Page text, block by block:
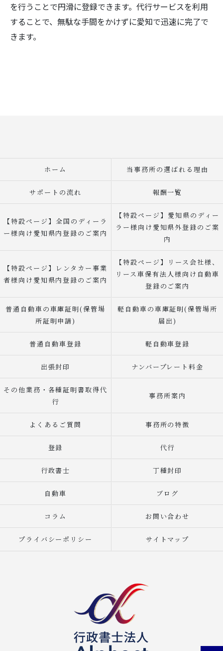
を行うことで円滑に登録できます。代行サービスを利用
することで、無駄な手間をかけずに愛知で迅速に完了で
きます。
ホーム 当事務所の選ばれる理由
サポートの流れ 報酬一覧
【特設ページ】全国のディーラ
ー様向け愛知県内登録のご案内
【特設ページ】愛知県のディー
ラー様向け愛知県外登録のご案
内
【特設ページ】レンタカー事業
者様向け愛知県内登録のご案内
【特設ページ】リース会社様、
リース車保有法人様向け自動車
登録のご案内
普通自動車の車庫証明(保管場
所証明申請)
軽自動車の車庫証明(保管場所
届出)
普通自動車登録 軽自動車登録
出張封印 ナンバープレート料金
その他業務・各種証明書取得代
行
事務所案内
よくあるご質問 事務所の特徴
登録 代行
行政書士 丁種封印
自動車 ブログ
コラム お問い合わせ
プライバシーポリシー サイトマップ